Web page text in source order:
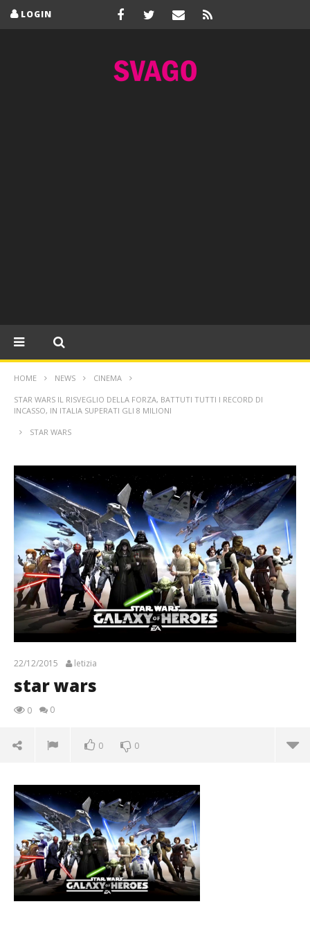
LOGIN
HOME NEWS CINEMA
STAR WARS IL RISVEGLIO DELLA FORZA, BATTUTI TUTTI I RECORD DI
INCASSO, IN ITALIA SUPERATI GLI 8 MILIONI
STAR WARS
22/12/2015 letizia
star wars
0 0
0 0
22/12/2015
letizia